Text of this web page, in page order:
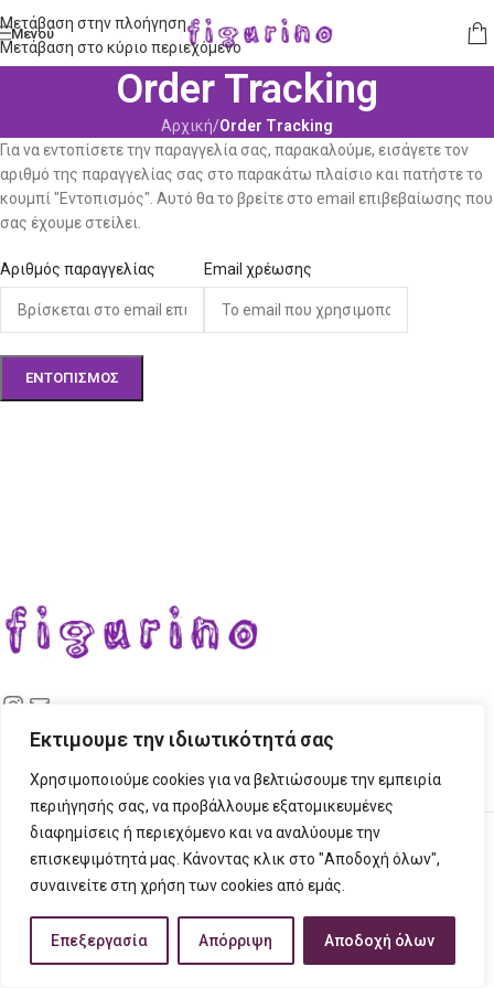
Εκτιμουμε την ιδιωτικότητά σας
Χρησιμοποιούμε cookies για να βελτιώσουμε την εμπειρία
περιήγησής σας, να προβάλλουμε εξατομικευμένες
διαφημίσεις ή περιεχόμενο και να αναλύουμε την
επισκεψιμότητά μας. Κάνοντας κλικ στο "Αποδοχή όλων",
συναινείτε στη χρήση των cookies από εμάς.
Επεξεργασία Απόρριψη Αποδοχή όλων
Μετάβαση στην πλοήγηση
Μετάβαση στο κύριο περιεχόμενο
Μενού
Order Tracking
Αρχική/Order Tracking
Για να εντοπίσετε την παραγγελία σας, παρακαλούμε, εισάγετε τον
αριθμό της παραγγελίας σας στο παρακάτω πλαίσιο και πατήστε το
κουμπί "Εντοπισμός". Αυτό θα το βρείτε στο email επιβεβαίωσης που
σας έχουμε στείλει.
Αριθμός παραγγελίας Email χρέωσης
ΕΝΤΟΠΙΣΜΌΣ
ΣΤΟΙΧΕΙΑ ΕΠΙΚΟΙΝΩΝΙΑΣ
ΠΛΗΡΟΦΟΡΙΕΣ
FIGURINO 2023 CREATED BYTech PlaceCreative Ideas Creative Solutions.